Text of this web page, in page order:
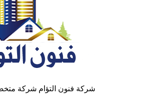
شركة فنون التؤام شركة